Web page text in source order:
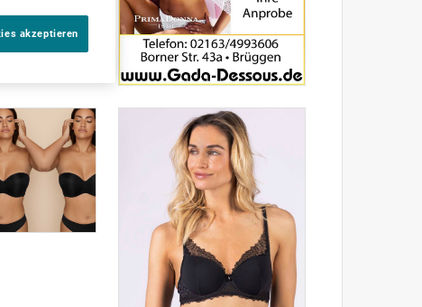
akzeptieren